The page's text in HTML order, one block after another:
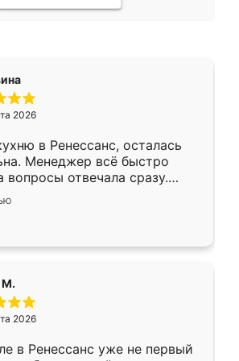
2026
в Ренессанс, осталась
Менеджер всё быстро
вопросы отвечала сразу.
в субботу, подошёл к
ответственностью. Собрали
работали аккуратно, даже
М.
2026
в Ренессанс уже не первый